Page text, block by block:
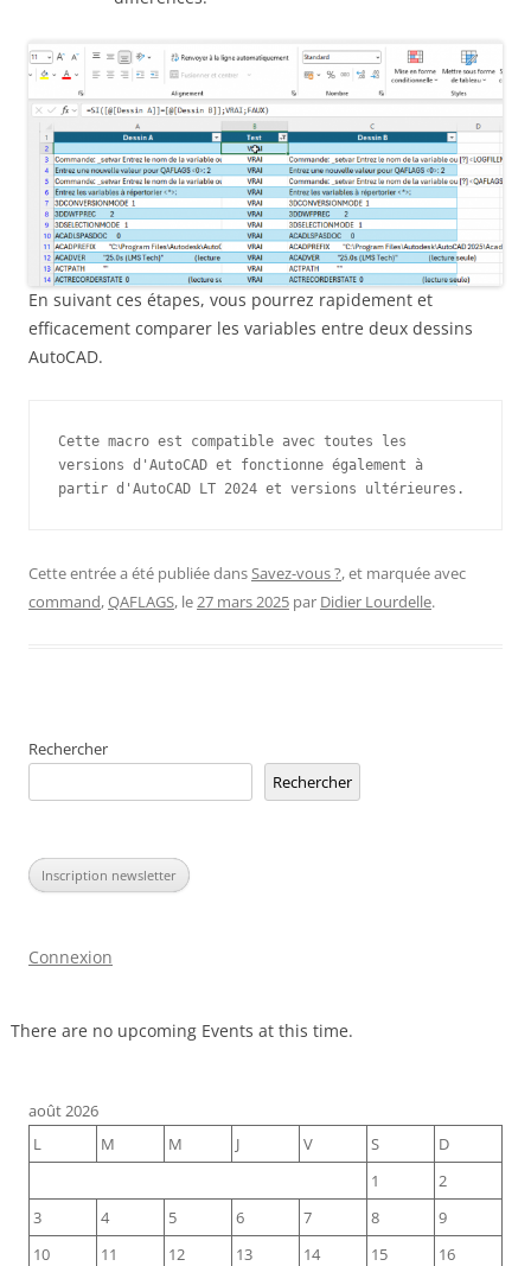
En suivant ces étapes, vous pourrez rapidement et
efficacement comparer les variables entre deux dessins
AutoCAD.
Cette macro est compatible avec toutes les
versions d'AutoCAD et fonctionne également à
partir d'AutoCAD LT 2024 et versions ultérieures.
Cette entrée a été publiée dansSavez-vous ?, et marquée avec
command,QAFLAGS, le27 mars 2025 par Didier Lourdelle.
Rechercher
Rechercher
Inscription newsletter
Connexion
There are no upcoming Events at this time.
août 2026
L
M M J V S
D
1
2
3
4 5 6 7 8
9
10
11 12 13 14 15
16